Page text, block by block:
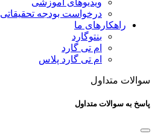
درخواست بودجه تحقیقاتی
راهکارهای ما
بنتوگارد
ام تی گارد
ام تی گارد پلاس
سوالات متداول
پاسخ به سوالات متداول